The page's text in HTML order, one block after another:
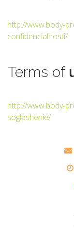
http://www.body-
confidencialnosti/
Terms of
http://www.body-
soglashenie/